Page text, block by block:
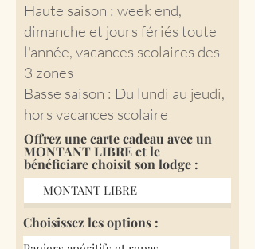
Haute saison : week end,
dimanche et jours fériés toute
l'année, vacances scolaires des
3 zones
Basse saison : Du lundi au jeudi,
hors vacances scolaire
Offrez une carte cadeau avec un
MONTANT LIBRE et le
bénéficiare choisit son lodge :
Choisissez les options :